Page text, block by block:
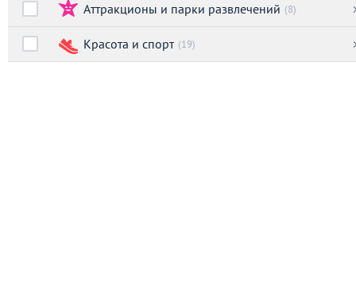
Аттракционы и парки развлечений (8)
Красота и спорт (19)